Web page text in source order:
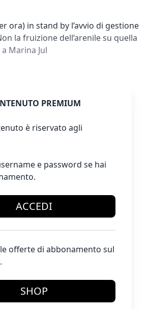
ora) in stand by l’avvio di gestione
la fruizione dell’arenile su quella
Marina Jul
PREMIUM
è riservato agli
e password se hai
ACCEDI
offerte di abbonamento sul
SHOP